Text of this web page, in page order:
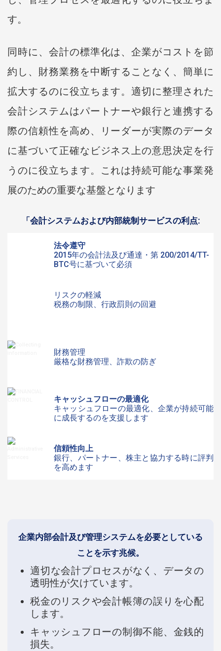
す。
同時に、会計の標準化は、企業がコストを節
約し、財務業務を中断することなく、簡単に
拡大するのに役立ちます。適切に整理された
会計システムはパートナーや銀行と連携する
際の信頼性を高め、リーダーが実際のデータ
に基づいて正確なビジネス上の意思決定を行
うのに役立ちます。これは持続可能な事業発
展のための重要な基盤となります
「会計システムおよび内部統制サービスの利点:
法令遵守
2015年の会計法及び通達・第 200/2014/TT-
BTC号に基づいて必須
リスクの軽減
税務の制限、行政罰則の回避
財務管理
厳格な財務管理、詐欺の防ぎ
キャッシュフローの最適化
キャッシュフローの最適化、企業が持続可能
に成長するのを支援します
信頼性向上
銀行、パートナー、株主と協力する時に評判
を高めます
企業内部会計及び管理システムを必要としている
ことを示す兆候。
適切な会計プロセスがなく、データの
透明性が欠けています。
税金のリスクや会計帳簿の誤りを心配
します。
キャッシュフローの制御不能、金銭的
損失。